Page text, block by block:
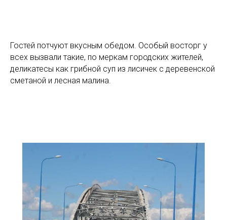
Гостей потчуют вкусным обедом. Особый восторг у
всех вызвали такие, по меркам городских жителей,
деликатесы как грибной суп из лисичек с деревенской
сметаной и лесная малина.